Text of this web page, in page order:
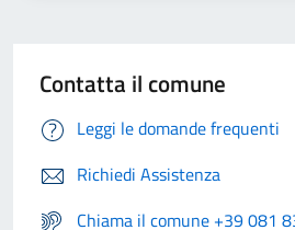
Contatta il comune
Leggi le domande frequenti
Richiedi Assistenza
Chiama il comune +39 081